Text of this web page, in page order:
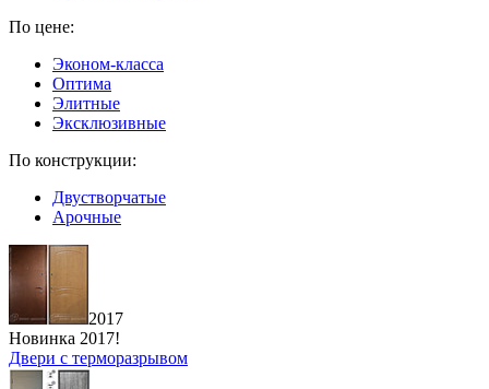
По цене:
Эконом-класса
Оптима
Элитные
Эксклюзивные
По конструкции:
Двустворчатые
Арочные
2017
Новинка 2017!
Двери с терморазрывом